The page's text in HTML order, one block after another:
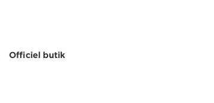
Officiel butik